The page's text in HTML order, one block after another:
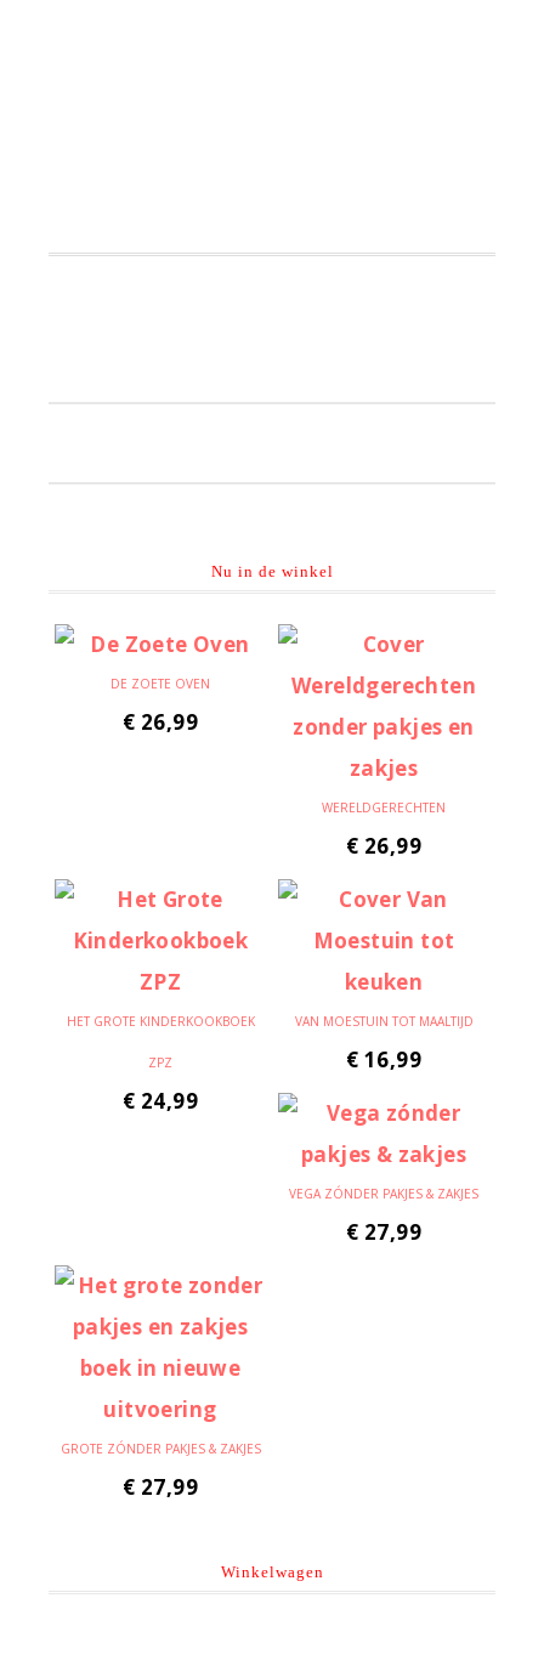
Nu in de winkel
DE ZOETE OVEN
€ 26,99
WERELDGERECHTEN
€ 26,99
HET GROTE KINDERKOOKBOEK
ZPZ
€ 24,99
VAN MOESTUIN TOT MAALTIJD
€ 16,99
VEGA ZÓNDER PAKJES & ZAKJES
€ 27,99
GROTE ZÓNDER PAKJES & ZAKJES
€ 27,99
Winkelwagen